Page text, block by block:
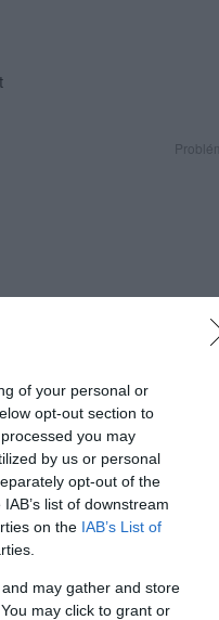
of your personal or
opt-out section to
you may
by us or personal
opt-out of the
list of downstream
on the IAB’s List of
may gather and store
may click to grant or